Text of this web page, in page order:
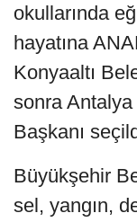
okullarında
hayatına
Konyaaltı
sonra
Başkanı
Büyükşehir
sel, yangın,